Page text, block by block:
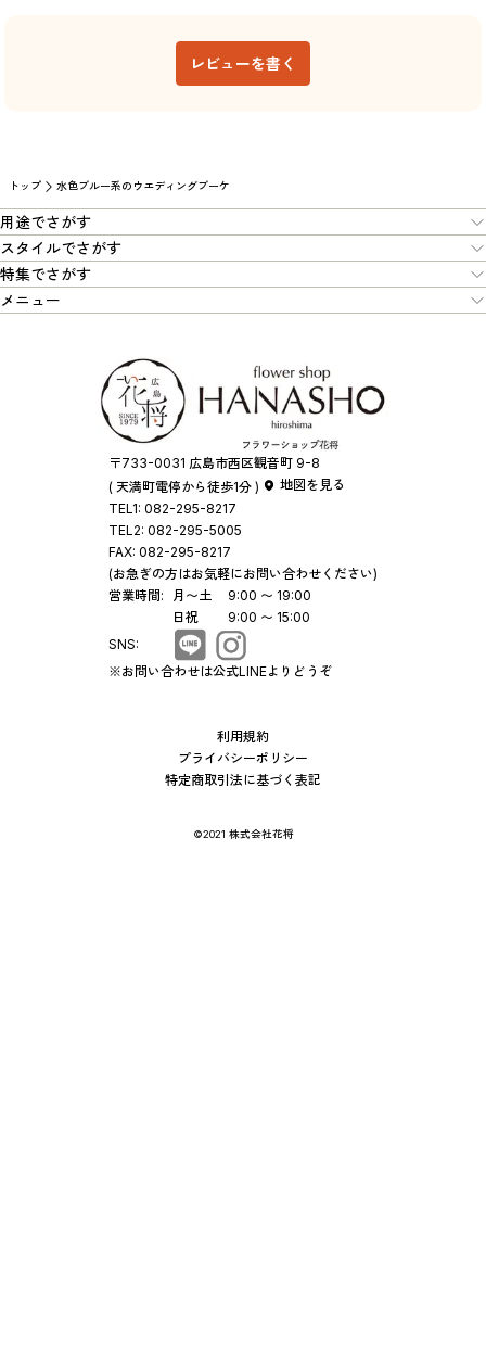
トップ 水色ブルー系のウエディングブーケ
レビューを書く
用途でさがす
スタイルでさがす
特集でさがす
メニュー
〒733-0031 広島市西区観音町 9-8
( 天満町電停から徒歩1分 )
地図を見る
TEL1: 082-295-8217
TEL2: 082-295-5005
FAX: 082-295-8217
(お急ぎの方はお気軽にお問い合わせください)
営業時間:
月〜土
9:00 〜 19:00
日祝
9:00 〜 15:00
SNS:
※お問い合わせは公式LINEよりどうぞ
利用規約
プライバシーポリシー
特定商取引法に基づく表記
©2021 株式会社花将